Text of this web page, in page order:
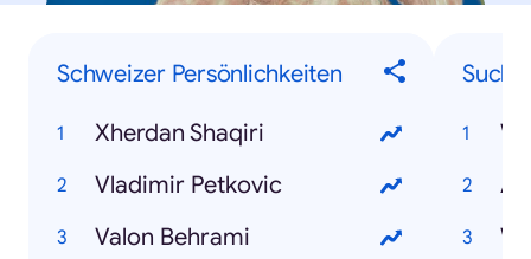
Schweizer Persönlichkeiten
Xherdan Shaqiri
Vladimir Petkovic
Valon Behrami